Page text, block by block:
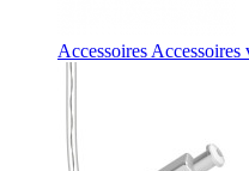
AccessoiresAccessoires